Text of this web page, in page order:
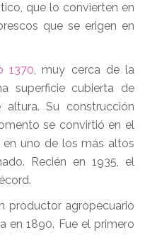
que lo convierten en
que se erigen en
1370, muy cerca de la
superficie cubierta de
Su construcción
se convirtió en el
uno de los más altos
Recién en 1935, el
productor agropecuario
en 1890. Fue el primero